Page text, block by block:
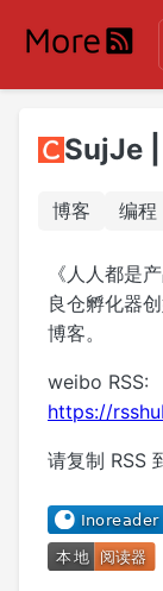
SujJe
博客 编程
《人人都是
良仓孵化器
博客。
weibo RSS:
https://
请复制 RSS